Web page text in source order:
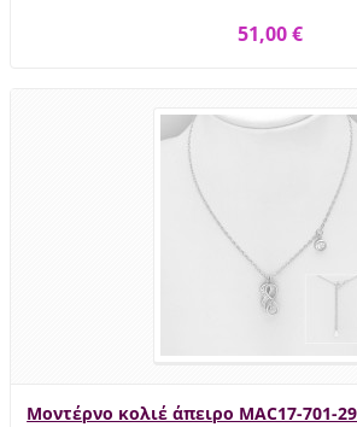
51,00 €
Μοντέρνο κολιέ άπειρο MAC17-701-